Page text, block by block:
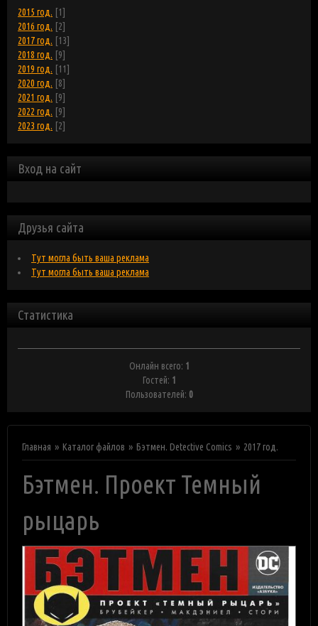
2015 год. [1]
2016 год. [2]
2017 год. [13]
2018 год. [9]
2019 год. [11]
2020 год. [8]
2021 год. [9]
2022 год. [9]
2023 год. [2]
Вход на сайт
Друзья сайта
Тут могла быть ваша реклама
Тут могла быть ваша реклама
Статистика
Онлайн всего: 1
Гостей: 1
Пользователей: 0
Главная Каталог файлов Бэтмен. Detective Comics 2017 год.
Бэтмен. Проект Темный
рыцарь